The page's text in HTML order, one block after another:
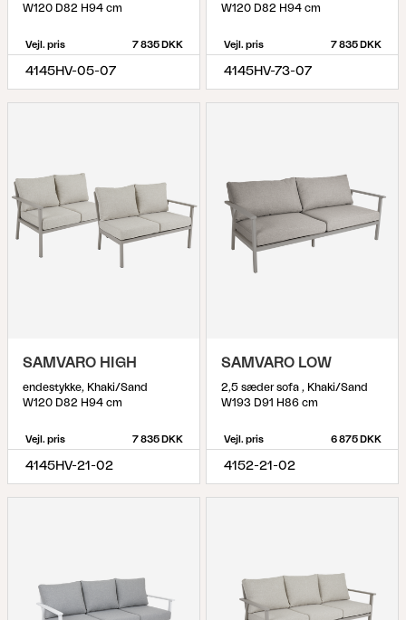
W120 D82 H94 cm
Vejl. pris 7 835 DKK
4145HV-05-07
W120 D82 H94 cm
Vejl. pris 7 835 DKK
4145HV-73-07
SAMVARO HIGH
endestykke, Khaki/Sand
W120 D82 H94 cm
Vejl. pris 7 835 DKK
4145HV-21-02
SAMVARO LOW
2,5 sæder sofa , Khaki/Sand
W193 D91 H86 cm
Vejl. pris 6 875 DKK
4152-21-02